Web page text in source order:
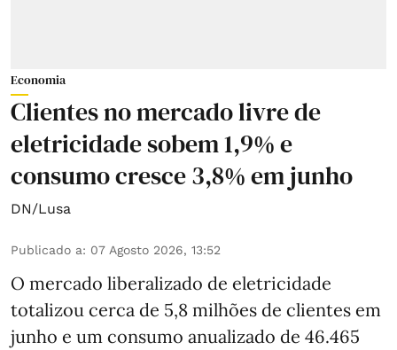
Economia
Clientes no mercado livre de
eletricidade sobem 1,9% e
consumo cresce 3,8% em junho
DN/Lusa
Publicado a: 07 Agosto 2026, 13:52
O mercado liberalizado de eletricidade
totalizou cerca de 5,8 milhões de clientes em
junho e um consumo anualizado de 46.465